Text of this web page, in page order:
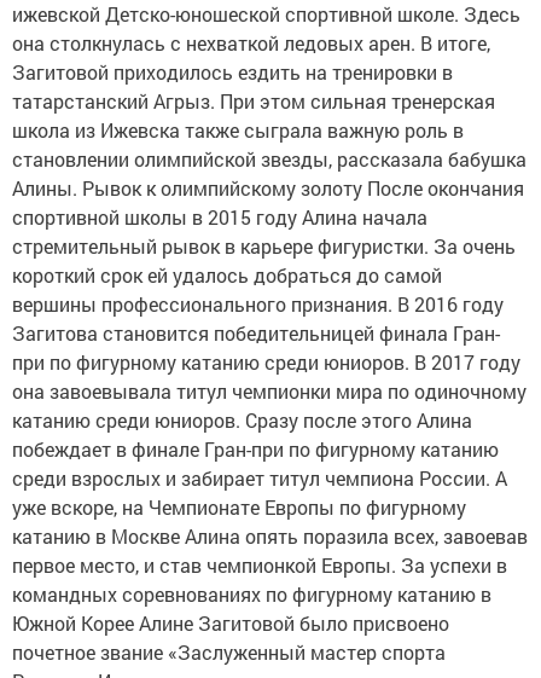
ижевской Детско-юношеской спортивной школе. Здесь
она столкнулась с нехваткой ледовых арен. В итоге,
Загитовой приходилось ездить на тренировки в
татарстанский Агрыз. При этом сильная тренерская
школа из Ижевска также сыграла важную роль в
становлении олимпийской звезды, рассказала бабушка
Алины. Рывок к олимпийскому золоту После окончания
спортивной школы в 2015 году Алина начала
стремительный рывок в карьере фигуристки. За очень
короткий срок ей удалось добраться до самой
вершины профессионального признания. В 2016 году
Загитова становится победительницей финала Гран-
при по фигурному катанию среди юниоров. В 2017 году
она завоевывала титул чемпионки мира по одиночному
катанию среди юниоров. Сразу после этого Алина
побеждает в финале Гран-при по фигурному катанию
среди взрослых и забирает титул чемпиона России. А
уже вскоре, на Чемпионате Европы по фигурному
катанию в Москве Алина опять поразила всех, завоевав
первое место, и став чемпионкой Европы. За успехи в
командных соревнованиях по фигурному катанию в
Южной Корее Алине Загитовой было присвоено
почетное звание «Заслуженный мастер спорта